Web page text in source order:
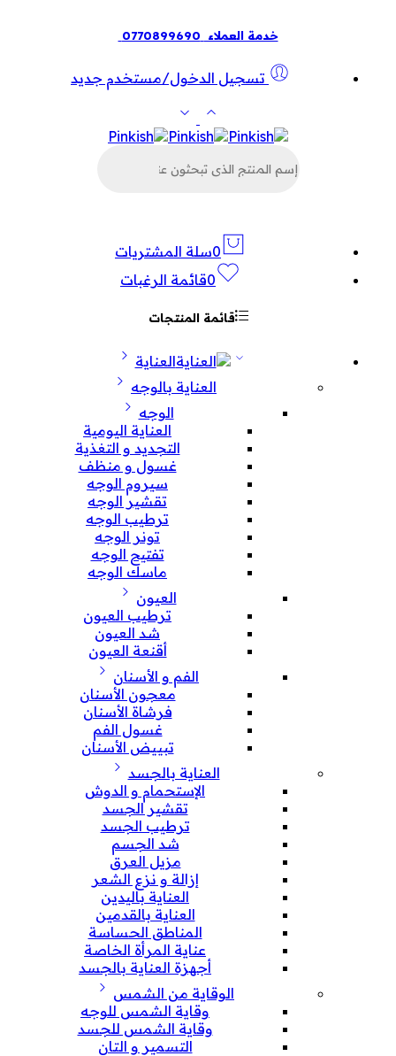
خدمة العملاء 0770899690
تسجيل الدخول/مستخدم جديد
عن
0سلة المشتريات
0قائمة الرغبات
قائمة المنتجات
العناية
العناية بالوجه
الوجه
العناية اليومية
التجديد و التغذية
غسول و منظف
سيروم الوجه
تقشير الوجه
ترطيب الوجه
تونر الوجه
تفتيح الوجه
ماسك الوجه
العيون
ترطيب العيون
شد العيون
أقنعة العيون
الفم و الأسنان
معجون الأسنان
فرشاة الأسنان
غسول الفم
تبييض الأسنان
العناية بالجسد
الإستحمام و الدوش
تقشير الجسد
ترطيب الجسد
شد الجسم
مزيل العرق
إزالة و نزع الشعر
العناية باليدين
العناية بالقدمين
المناطق الحساسة
عناية المرأة الخاصة
أجهزة العناية بالجسد
الوقاية من الشمس
وقاية الشمس للوجه
وقاية الشمس للجسد
التسمير و التان